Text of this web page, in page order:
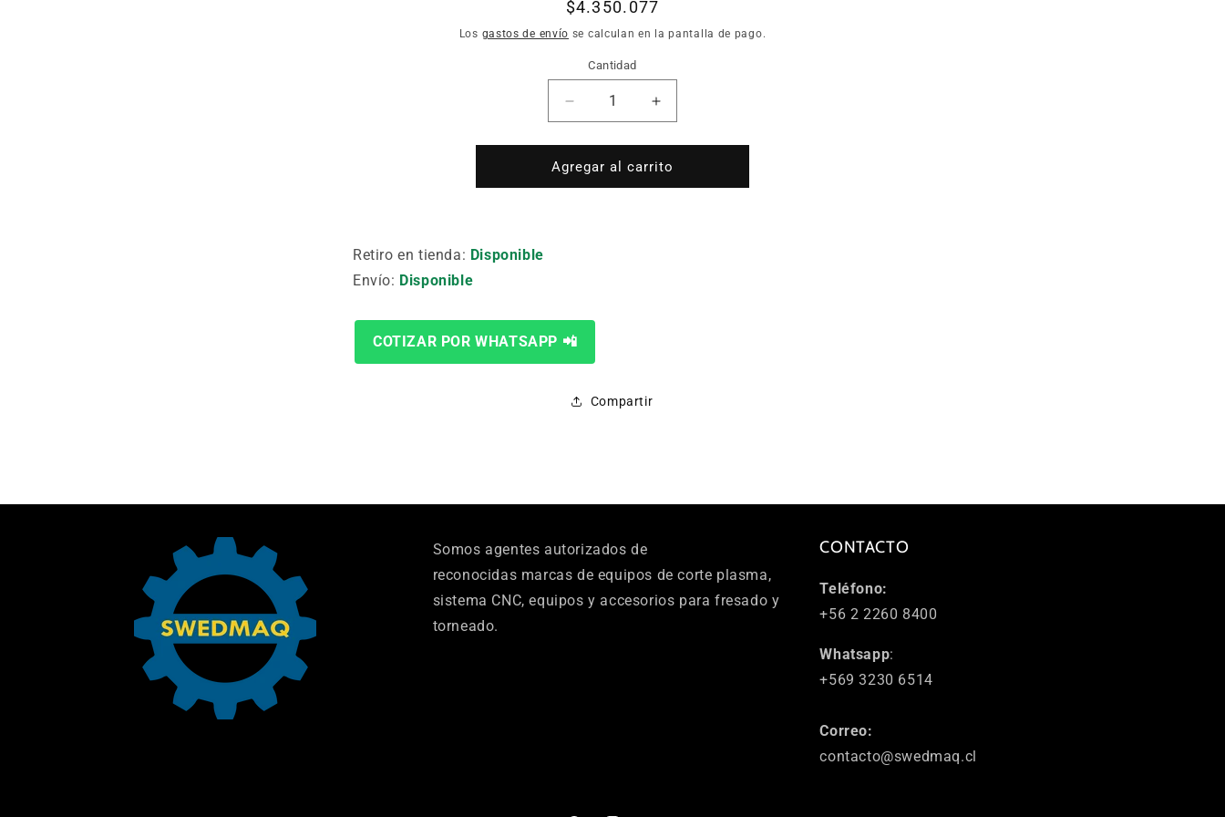
Precio
habitual
$4.350.077
Los gastos de envío se calculan en la pantalla de pago.
Cantidad
Cantidad
Reducir
cantidad
para
SOLDADORA
MIG
Aumentar
cantidad
para
SOLDADORA
MIG
Agregar al carrito
Retiro en tienda: Disponible
Envío: Disponible
COTIZAR POR WHATSAPP 📲
Compartir
Somos agentes autorizados de
reconocidas marcas de equipos de corte plasma,
sistema CNC, equipos y accesorios para fresado y
torneado.
CONTACTO
Teléfono:
+56 2 2260 8400
Whatsapp:
+569 3230 6514
Correo:
contacto@swedmaq.cl